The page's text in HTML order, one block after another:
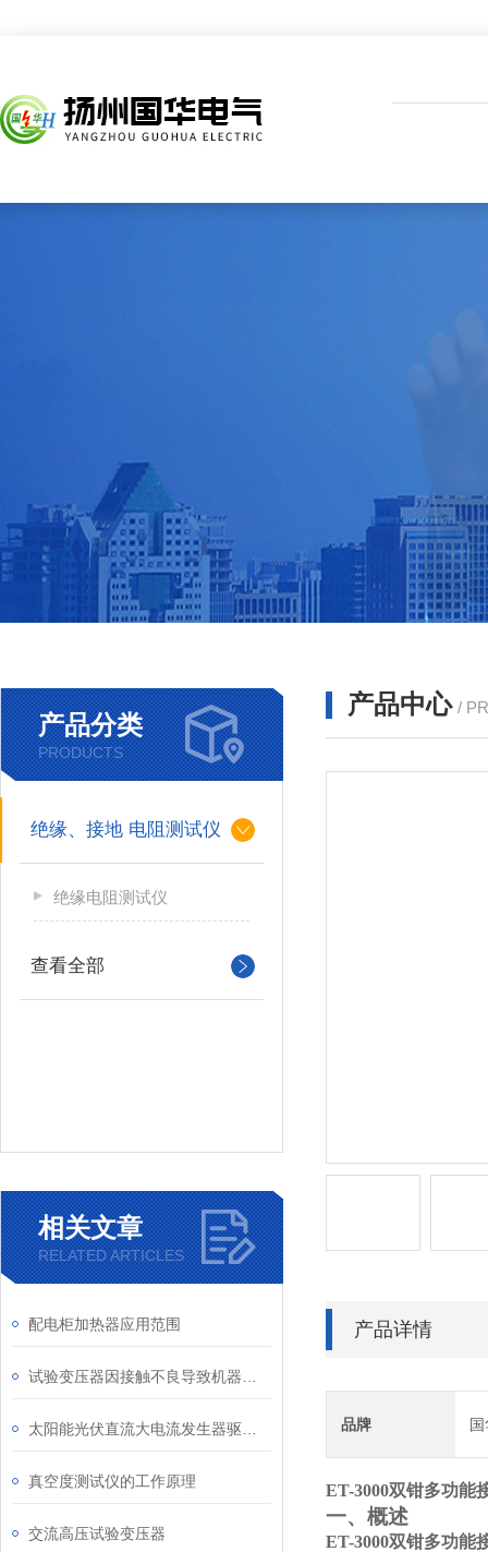
产品分类
PRODUCTS
绝缘、接地 电阻测试仪
绝缘电阻测试仪
查看全部
相关文章
RELATED ARTICLES
配电柜加热器应用范围
真空度测试仪的工作原理
交流高压试验变压器
产品中心 /
产品详情
品牌
ET-3000双钳多功能
一、概述
ET-3000双钳多功能